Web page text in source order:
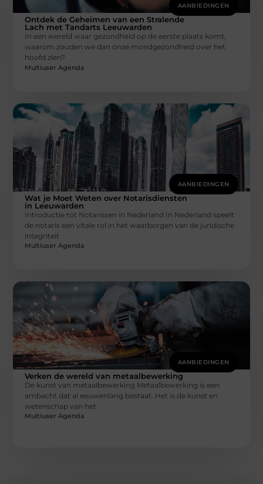
AANBIEDINGEN
Ontdek de Geheimen van een Stralende
Lach met Tandarts Leeuwarden
In een wereld waar gezondheid op de eerste plaats komt,
waarom zouden we dan onze mondgezondheid over het
hoofd zien?
Multiuser Agenda
AANBIEDINGEN
Wat je Moet Weten over Notarisdiensten
in Leeuwarden
Introductie tot Notarissen in Nederland In Nederland speelt
de notaris een vitale rol in het waarborgen van de juridische
integriteit
Multiuser Agenda
AANBIEDINGEN
Verken de wereld van metaalbewerking
De kunst van metaalbewerking Metaalbewerking is een
ambacht dat al eeuwenlang bestaat. Het is de kunst en
wetenschap van het
Multiuser Agenda